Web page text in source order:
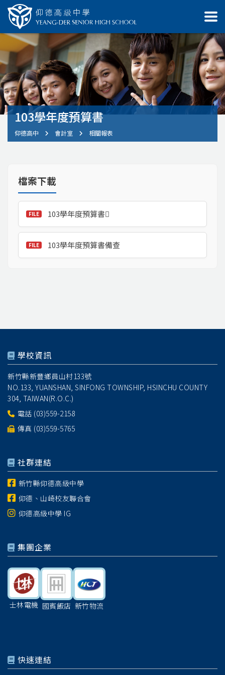
103學年度預算書
仰德高中 會計室 相關報表
檔案下載
103學年度預算書
103學年度預算書備查
學校資訊
新竹縣新豐鄉員山村133號
NO.133, YUANSHAN, SINFONG TOWNSHIP, HSINCHU COUNTY
304, TAIWAN(R.O.C.)
電話 (03)559-2158
傳真 (03)559-5765
社群連結
新竹縣仰德高級中學
仰德、山崎校友聯合會
仰德高級中學 IG
集團企業
士林電機 國賓飯店 新竹物流
快速連結